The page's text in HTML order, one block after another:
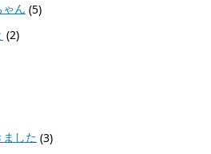
ん (5)
(2)
した (3)